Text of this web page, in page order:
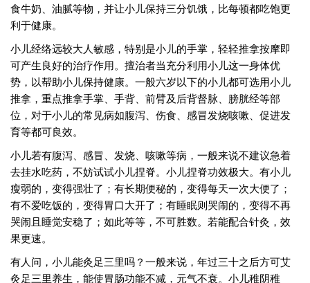
食牛奶、油腻等物，并让小儿保持三分饥饿，比每顿都吃饱更
利于健康。
小儿经络远较大人敏感，特别是小儿的手掌，轻轻推拿按摩即
可产生良好的治疗作用。擅治者当充分利用小儿这一身体优
势，以帮助小儿保持健康。一般六岁以下的小儿都可选用小儿
推拿，重点推拿手掌、手背、前臂及后背督脉、膀胱经等部
位，对于小儿的常见病如腹泻、伤食、感冒发烧咳嗽、促进发
育等都可良效。
小儿若有腹泻、感冒、发烧、咳嗽等病，一般来说不建议急着
去挂水吃药，不妨试试小儿捏脊。小儿捏脊功效极大。有小儿
瘦弱的，变得强壮了；有长期便秘的，变得每天一次大便了；
有不爱吃饭的，变得胃口大开了；有睡眠则哭闹的，变得不再
哭闹且睡觉安稳了；如此等等，不可胜数。若能配合针灸，效
果更速。
有人问，小儿能灸足三里吗？一般来说，年过三十之后方可艾
灸足三里养生，能使胃肠功能不减，元气不衰。小儿稚阴稚